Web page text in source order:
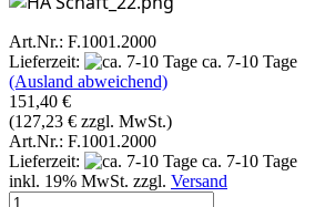
Art.Nr.: F.1001.2000
Lieferzeit:
ca. 7-10 Tage
(Ausland abweichend)
151,40 €
(127,23 € zzgl. MwSt.)
Art.Nr.: F.1001.2000
Lieferzeit:
ca. 7-10 Tage
inkl. 19% MwSt. zzgl. Versand